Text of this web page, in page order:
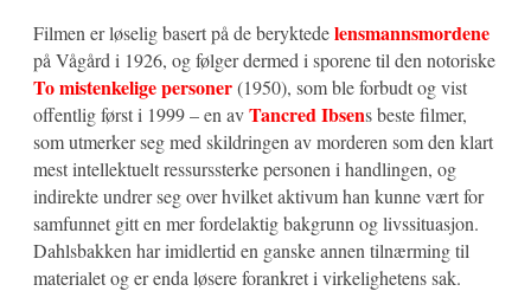
Filmen er løselig basert på de beryktedelensmannsmordene
på Vågård i 1926, og følger dermed i sporene til den notoriske
To mistenkelige personer(1950), som ble forbudt og vist
offentlig først i 1999 – en avTancred Ibsens beste filmer,
som utmerker seg med skildringen av morderen som den klart
mest intellektuelt ressurssterke personen i handlingen, og
indirekte undrer seg over hvilket aktivum han kunne vært for
samfunnet gitt en mer fordelaktig bakgrunn og livssituasjon.
Dahlsbakken har imidlertid en ganske annen tilnærming til
materialet og er enda løsere forankret i virkelighetens sak.